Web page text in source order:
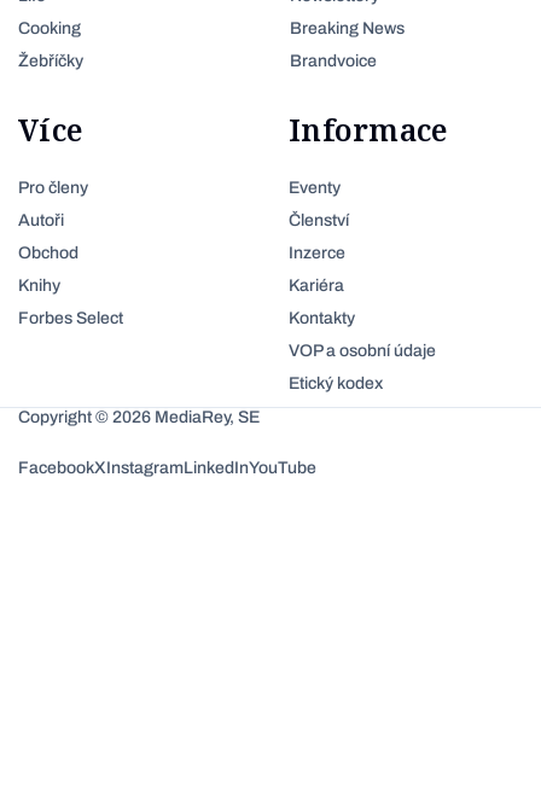
Cooking
Žebříčky
Breaking News
Brandvoice
Více
Pro členy
Autoři
Obchod
Knihy
Forbes Select
Informace
Eventy
Členství
Inzerce
Kariéra
Kontakty
VOP a osobní údaje
Etický kodex
Copyright © 2026 MediaRey, SE
FacebookXInstagramLinkedInYouTube